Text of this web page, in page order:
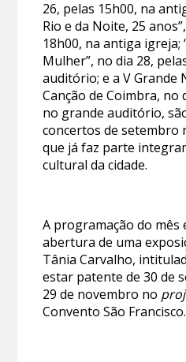
26, pelas 15h00, na
Rio e da Noite, 25
18h00, na antiga igreja;
Mulher”, no dia 28,
auditório; e a V Grande
Canção de Coimbra, no
no grande auditório,
concertos de setembro
que já faz parte
cultural da cidade.
A programação do mês
abertura de uma
Tânia Carvalho,
estar patente de 30 de
29 de novembro no
Convento São Francisco.